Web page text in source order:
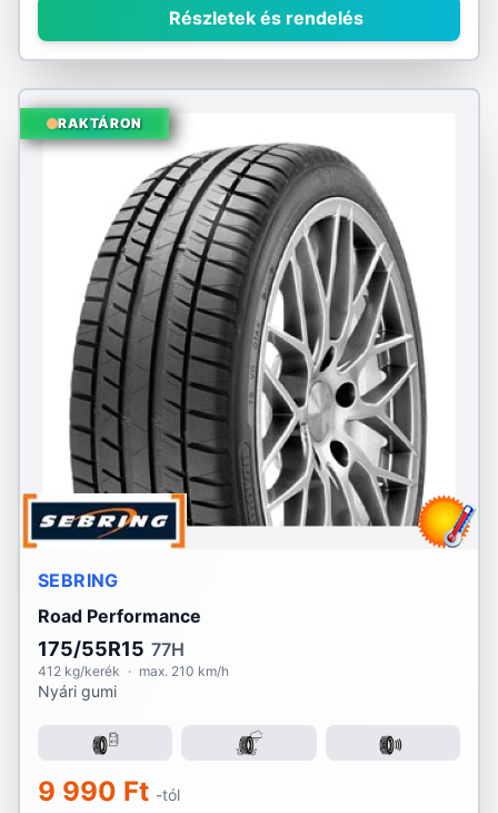
Részletek és rendelés
RAKTÁRON
SEBRING
Road Performance
175/55R15 77H
412 kg/kerék · max. 210 km/h
Nyári gumi
9 990 Ft -tól